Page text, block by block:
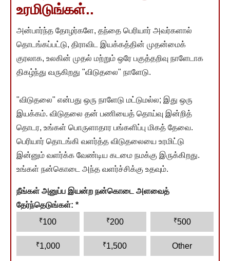
உரமிடுங்கள்..
அன்பார்ந்த தோழர்களே, தந்தை பெரியார் அவர்களால்
தொடங்கப்பட்டு, திராவிட இயக்கத்தின் முதன்மைக்
குரலாக, உலகின் முதல் மற்றும் ஒரே பகுத்தறிவு நாளேடாக
திகழ்ந்து வருகிறது "விடுதலை" நாளேடு.
"விடுதலை" என்பது ஒரு நாளேடு மட்டுமல்ல; இது ஒரு
இயக்கம். விடுதலை தன் பணியைத் தொய்வு இன்றித்
தொடர, உங்கள் பொருளாதார பங்களிப்பு மிகத் தேவை.
பெரியார் தொடங்கி வளர்த்த விடுதலையை உரமிட்டு
இன்னும் வளர்க்க வேண்டிய கடமை நமக்கு இருக்கிறது.
உங்கள் நன்கொடை அந்த வளர்ச்சிக்கு உதவும்.
நீங்கள் அனுப்ப இயன்ற நன்கொடை அளவைத்
தேர்ந்தெடுங்கள்: *
₹100 ₹200 ₹500
₹1,000 ₹1,500 Other